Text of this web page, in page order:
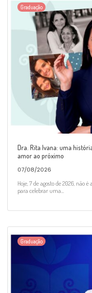
Graduação
Dra. Rita Ivana: uma
amor ao próximo
07/08/2026
Hoje, 7 de agosto de 2026, não
para celebrar uma...
Graduação